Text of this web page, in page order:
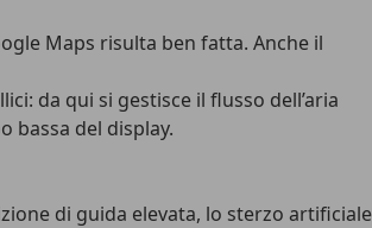
Maps risulta ben fatta. Anche il
da qui si gestisce il flusso dell’aria
bassa del display.
di guida elevata, lo sterzo artificiale